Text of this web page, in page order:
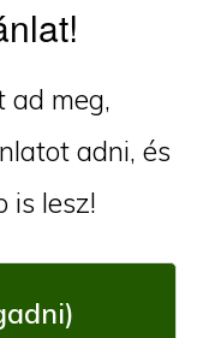
ad meg,
adni, és
is lesz!